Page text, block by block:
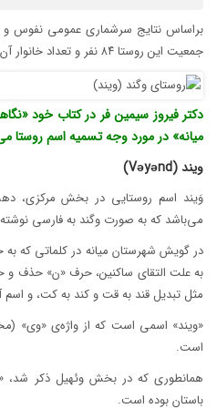
جمعیت این روستا ۸۴ نفر و تعداد خانوار آن، ۲۸ خانوار است.
دکتر فیروز سیمین فر در کتاب خود
میانه» در مورد وجه تسمیه اسم روستا
ویند (Vəyənd)
وَیند اسم روستایی در بخش مرکزی،
می‌باشد که به صورت وگند به فارسی
در گویش شهرستان میانه در کلماتی که
به علت التقای ساکنین، حرف «ن» حذف
مثل تبدیل قند به قت و کند به کت، و
«ویند» اسمی است که از واژه‌ی «وی»
است.
همانطوری که در بخش وئهیل ذکر شد،
باستان بوده است.